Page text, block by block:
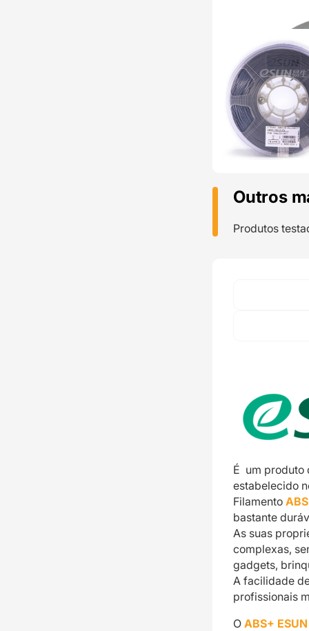
Outros
Produtos
É um produto
estabelecido
Filamento
bastante
As suas
complexas,
gadgets,
A facilidade
profissionais
O ABS+